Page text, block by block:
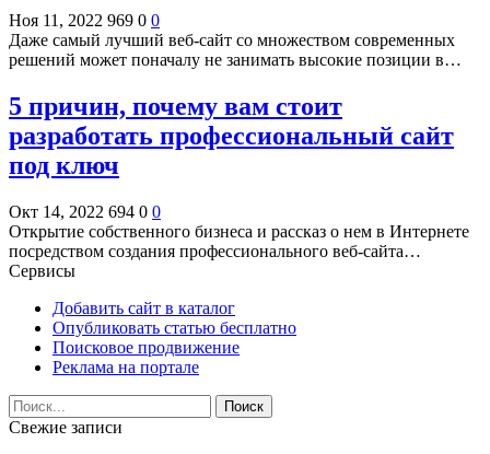
Ноя 11, 2022 969 0 0
Даже самый лучший веб-сайт со множеством современных
решений может поначалу не занимать высокие позиции в…
5 причин, почему вам стоит
разработать профессиональный сайт
под ключ
Окт 14, 2022 694 0 0
Открытие собственного бизнеса и рассказ о нем в Интернете
посредством создания профессионального веб-сайта…
Сервисы
Добавить сайт в каталог
Опубликовать статью бесплатно
Поисковое продвижение
Реклама на портале
Свежие записи